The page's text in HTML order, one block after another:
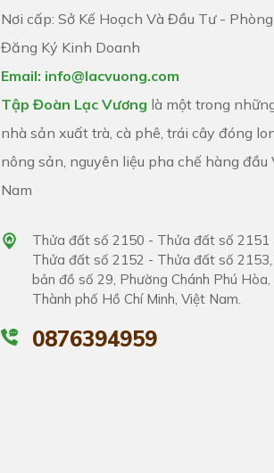
Nơi cấp: Sở Kế Hoạch Và Đầu Tư - Phòng
Đăng Ký Kinh Doanh
Email: info@lacvuong.com
Tập Đoàn Lạc Vương là một trong
nhà sản xuất trà, cà phê, trái cây đóng
nông sản, nguyên liệu pha chế hàng đầu
Nam
Thửa đất số 2150 - Thửa đất số 2151
Thửa đất số 2152 - Thửa đất số
bản đồ số 29, Phường Chánh Phú Hòa,
Thành phố Hồ Chí Minh, Việt Nam.
0876394959